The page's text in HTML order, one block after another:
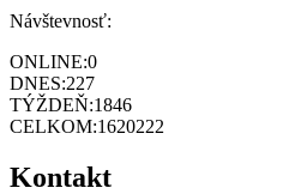
Návštevnosť:
ONLINE:0
DNES:227
TÝŽDEŇ:1846
CELKOM:1620222
Kontakt